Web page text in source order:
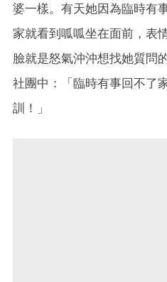
婆一樣。有天她因為臨時有
家就看到呱呱坐在面前，表
臉就是怒氣沖沖想找她質問
社團中：「臨時有事回不了
訓！」